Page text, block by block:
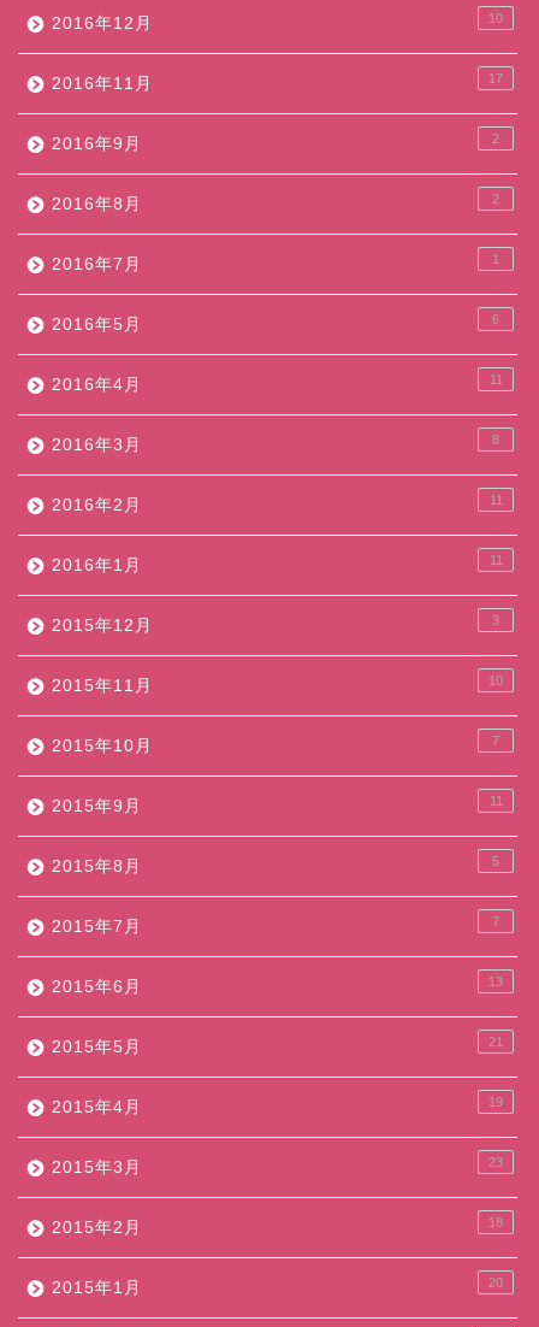
2016年12月 10
2016年11月 17
2016年9月 2
2016年8月 2
2016年7月 1
2016年5月 6
2016年4月 11
2016年3月 8
2016年2月 11
2016年1月 11
2015年12月 3
2015年11月 10
2015年10月 7
2015年9月 11
2015年8月 5
2015年7月 7
2015年6月 13
2015年5月 21
2015年4月 19
2015年3月 23
2015年2月 18
2015年1月 20